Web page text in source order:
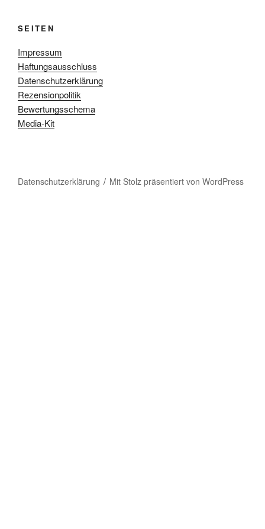
SEITEN
Impressum
Haftungsausschluss
Datenschutzerklärung
Rezensionpolitik
Bewertungsschema
Media-Kit
Datenschutzerklärung Mit Stolz präsentiert von WordPress